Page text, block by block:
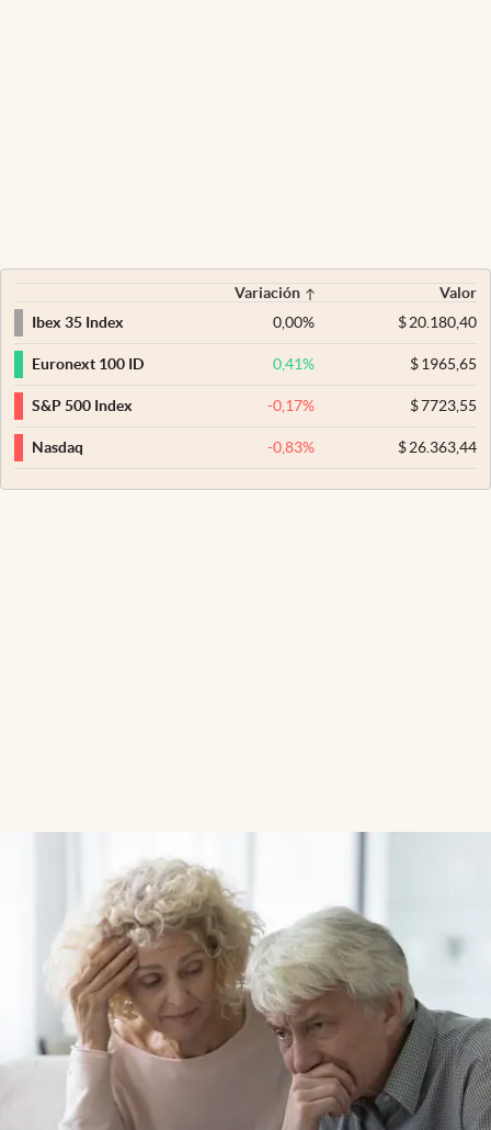
Variación
Valor
Ibex 35 Index
0,00% $20.180,40
Euronext 100 ID 0,41% $1965,65
S&P 500 Index -0,17% $7723,55
Nasdaq -0,83% $26.363,44